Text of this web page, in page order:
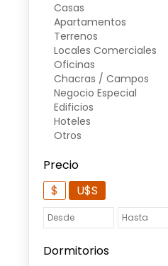
Casas
Apartamentos
Terrenos
Locales Comerciales
Oficinas
Chacras / Campos
Negocio Especial
Edificios
Hoteles
Otros
Precio
$
U$S
Dormitorios